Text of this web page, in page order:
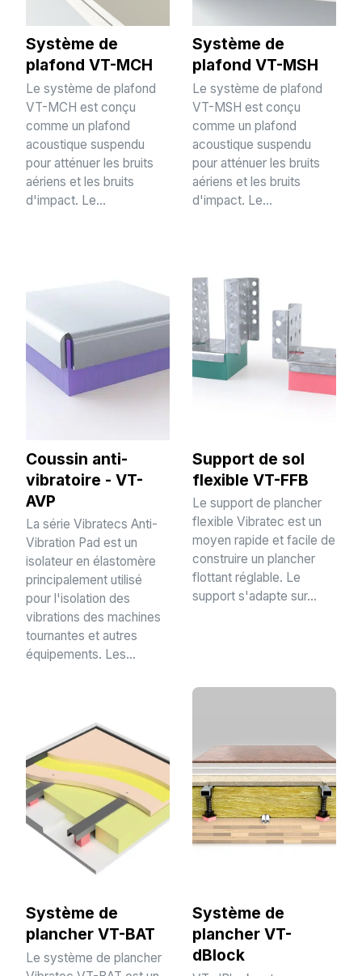
Système de
plafond VT-MCH
Le système de plafond
VT-MCH est conçu
comme un plafond
acoustique suspendu
pour atténuer les bruits
aériens et les bruits
d'impact. Le...
Système de
plafond VT-MSH
Le système de plafond
VT-MSH est conçu
comme un plafond
acoustique suspendu
pour atténuer les bruits
aériens et les bruits
d'impact. Le...
Coussin anti-
vibratoire - VT-
AVP
La série Vibratecs Anti-
Vibration Pad est un
isolateur en élastomère
principalement utilisé
pour l'isolation des
vibrations des machines
tournantes et autres
équipements. Les...
Support de sol
flexible VT-FFB
Le support de plancher
flexible Vibratec est un
moyen rapide et facile de
construire un plancher
flottant réglable. Le
support s'adapte sur...
Système de
plancher VT-BAT
Le système de plancher
Système de
plancher VT-
dBlock